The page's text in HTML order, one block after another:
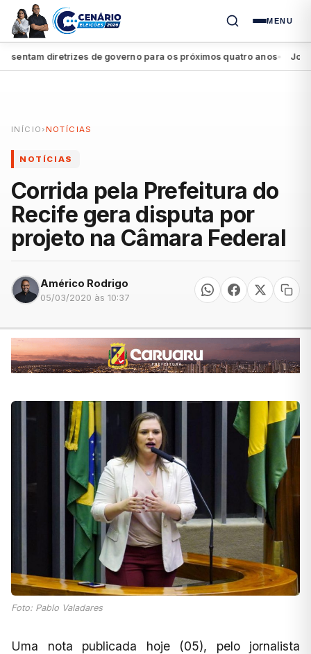
MENU
diretrizes de governo para os próximos quatro anos● João
INÍCIO › NOTÍCIAS
NOTÍCIAS
Corrida pela Prefeitura do
Recife gera disputa por
projeto na Câmara Federal
Américo Rodrigo
05/03/2020 às 10:37
Foto: Pablo Valadares
Uma nota publicada hoje (05), pelo jornalista